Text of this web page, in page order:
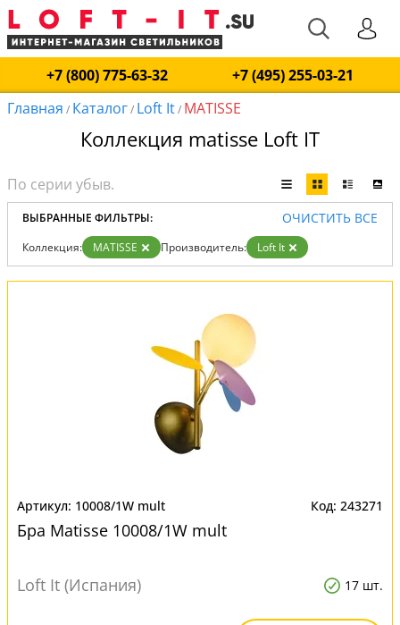
+7 (800) 775-63-32
+7 (495) 255-03-21
Главная / Каталог/ Loft It/ MATISSE
Коллекция matisse Loft IT
ВЫБРАННЫЕ ФИЛЬТРЫ: ОЧИСТИТЬ ВСЕ
Коллекция: MATISSE Производитель: Loft It
10008/1W mult 243271
Бра Matisse 10008/1W mult
Loft It (Испания) 17 шт.